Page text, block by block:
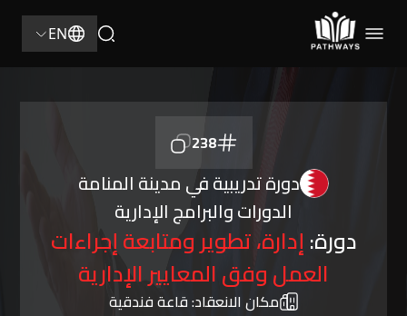
EN
238
دورة تدريبية في مدينة المنامة
الدورات والبرامج الإدارية
دورة:إدارة، تطوير ومتابعة إجراءات
العمل وفق المعايير الإدارية
مكان الانعقاد:قاعة فندقية